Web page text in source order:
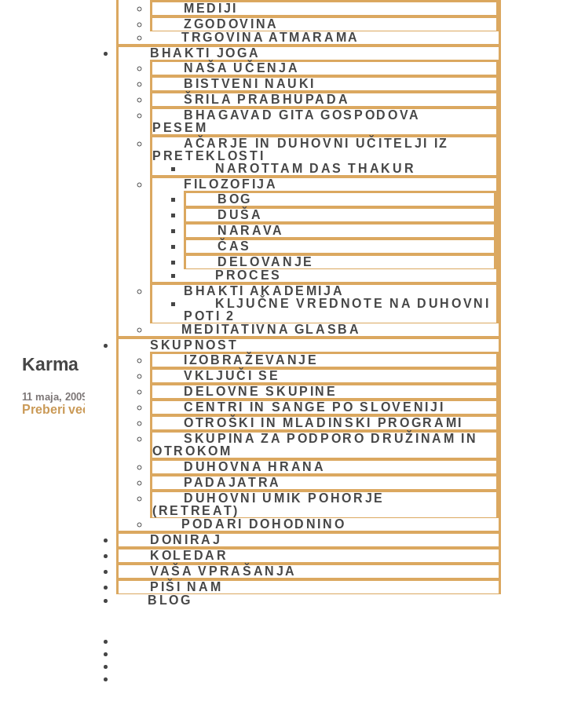
MEDIJI
ZGODOVINA
TRGOVINA ATMARAMA
BHAKTI JOGA
NAŠA UČENJA
BISTVENI NAUKI
ŠRILA PRABHUPADA
BHAGAVAD GITA GOSPODOVA
PESEM
AČARJE IN DUHOVNI UČITELJI IZ
PRETEKLOSTI
NAROTTAM DAS THAKUR
FILOZOFIJA
BOG
DUŠA
NARAVA
ČAS
DELOVANJE
PROCES
BHAKTI AKADEMIJA
KLJUČNE VREDNOTE NA DUHOVNI
POTI 2
MEDITATIVNA GLASBA
SKUPNOST
IZOBRAŽEVANJE
VKLJUČI SE
DELOVNE SKUPINE
CENTRI IN SANGE PO SLOVENIJI
OTROŠKI IN MLADINSKI PROGRAMI
SKUPINA ZA PODPORO DRUŽINAM IN
OTROKOM
DUHOVNA HRANA
PADAJATRA
DUHOVNI UMIK POHORJE
(RETREAT)
PODARI DOHODNINO
DONIRAJ
KOLEDAR
VAŠA VPRAŠANJA
PIŠI NAM
BLOG
Karma
11 maja, 2009
Preberi več »